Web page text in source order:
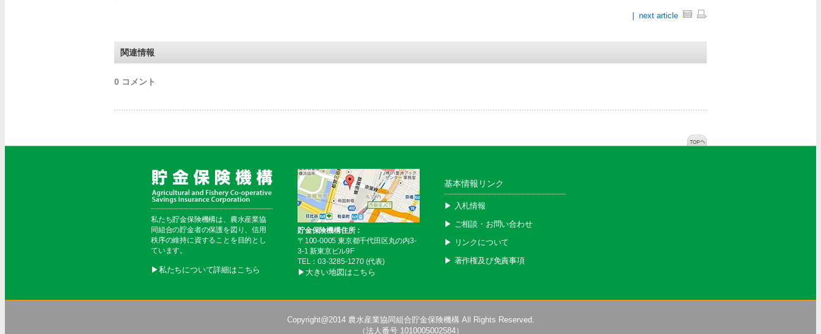
next article
関連情報
0 コメント
私たち貯金保険機構は、農水産業協
同組合の貯金者の保護を図り、信用
秩序の維持に資することを目的とし
ています。
▶︎私たちについて詳細はこちら
貯金保険機構住所：
〒100-0005 東京都千代田区丸の内3-
3-1 新東京ビル9F
TEL：03-3285-1270 (代表)
▶︎大きい地図はこちら
基本情報リンク
▶︎ 入札情報
▶︎ ご相談・お問い合わせ
▶︎ リンクについて
▶︎ 著作権及び免責事項
Copyright@2014 農水産業協同組合貯金保険機構All Rights Reserved.
（法人番号 1010005002584）